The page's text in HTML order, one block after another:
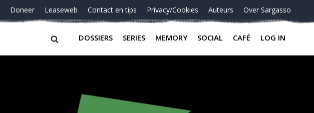
Doneer Leaseweb Contact en tips Privacy/Cookies Auteurs Over Sargasso
DOSSIERS SERIES MEMORY SOCIAL CAFÉ LOG IN